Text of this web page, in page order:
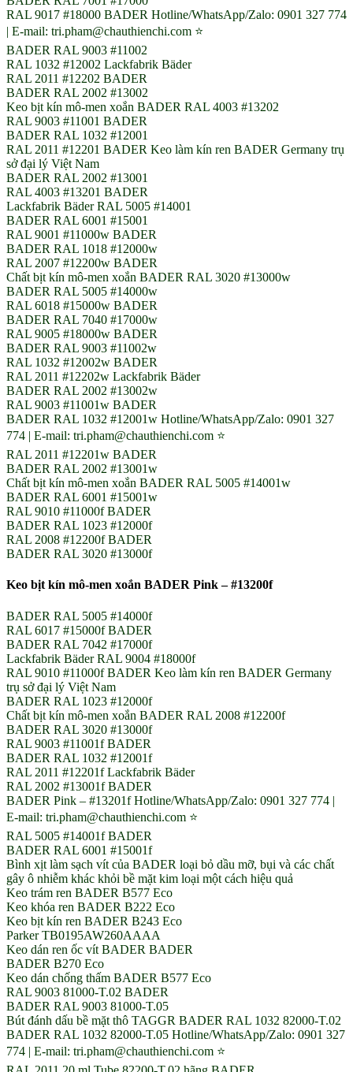
RAL 9017 #18000 BADER Hotline/WhatsApp/Zalo: 0901 327 774
| E-mail: tri.pham@chauthienchi.com ⭐
BADER RAL 9003 #11002
RAL 1032 #12002 Lackfabrik Bäder
RAL 2011 #12202 BADER
BADER RAL 2002 #13002
Keo bịt kín mô-men xoắn BADER RAL 4003 #13202
RAL 9003 #11001 BADER
BADER RAL 1032 #12001
RAL 2011 #12201 BADER Keo làm kín ren BADER Germany trụ
sở đại lý Việt Nam
BADER RAL 2002 #13001
RAL 4003 #13201 BADER
Lackfabrik Bäder RAL 5005 #14001
BADER RAL 6001 #15001
RAL 9001 #11000w BADER
BADER RAL 1018 #12000w
RAL 2007 #12200w BADER
Chất bịt kín mô-men xoắn BADER RAL 3020 #13000w
BADER RAL 5005 #14000w
RAL 6018 #15000w BADER
BADER RAL 7040 #17000w
RAL 9005 #18000w BADER
BADER RAL 9003 #11002w
RAL 1032 #12002w BADER
RAL 2011 #12202w Lackfabrik Bäder
BADER RAL 2002 #13002w
RAL 9003 #11001w BADER
BADER RAL 1032 #12001w Hotline/WhatsApp/Zalo: 0901 327
774 | E-mail: tri.pham@chauthienchi.com ⭐
RAL 2011 #12201w BADER
BADER RAL 2002 #13001w
Chất bịt kín mô-men xoắn BADER RAL 5005 #14001w
BADER RAL 6001 #15001w
RAL 9010 #11000f BADER
BADER RAL 1023 #12000f
RAL 2008 #12200f BADER
BADER RAL 3020 #13000f
Keo bịt kín mô-men xoắn BADER Pink – #13200f
BADER RAL 5005 #14000f
RAL 6017 #15000f BADER
BADER RAL 7042 #17000f
Lackfabrik Bäder RAL 9004 #18000f
RAL 9010 #11000f BADER Keo làm kín ren BADER Germany
trụ sở đại lý Việt Nam
BADER RAL 1023 #12000f
Chất bịt kín mô-men xoắn BADER RAL 2008 #12200f
BADER RAL 3020 #13000f
RAL 9003 #11001f BADER
BADER RAL 1032 #12001f
RAL 2011 #12201f Lackfabrik Bäder
RAL 2002 #13001f BADER
BADER Pink – #13201f Hotline/WhatsApp/Zalo: 0901 327 774 |
E-mail: tri.pham@chauthienchi.com ⭐
RAL 5005 #14001f BADER
BADER RAL 6001 #15001f
Bình xịt làm sạch vít của BADER loại bỏ dầu mỡ, bụi và các chất
gây ô nhiễm khác khỏi bề mặt kim loại một cách hiệu quả
Keo trám ren BADER B577 Eco
Keo khóa ren BADER B222 Eco
Keo bịt kín ren BADER B243 Eco
Parker TB0195AW260AAAA
Keo dán ren ốc vít BADER BADER
BADER B270 Eco
Keo dán chống thấm BADER B577 Eco
RAL 9003 81000-T.02 BADER
BADER RAL 9003 81000-T.05
Bút đánh dấu bề mặt thô TAGGR BADER RAL 1032 82000-T.02
BADER RAL 1032 82000-T.05 Hotline/WhatsApp/Zalo: 0901 327
774 | E-mail: tri.pham@chauthienchi.com ⭐